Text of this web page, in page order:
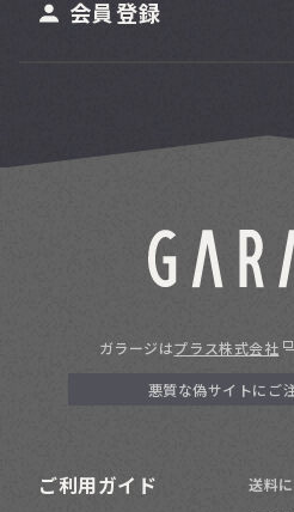
会員登録
ガラージはプラス株式会社
悪質な偽サイトにご
ご利用ガイド
送料